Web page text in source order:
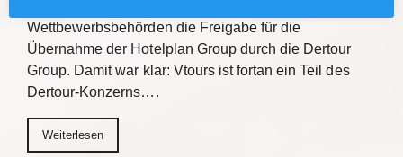
Wettbewerbsbehörden die Freigabe für die
Übernahme der Hotelplan Group durch die Dertour
Group. Damit war klar: Vtours ist fortan ein Teil des
Dertour-Konzerns….
Weiterlesen